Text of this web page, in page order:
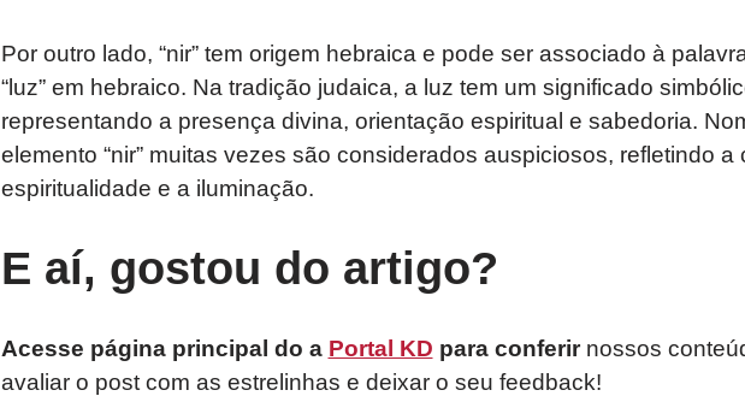
Por outro lado, “nir” tem origem hebraica e pode ser associado à
“luz” em hebraico. Na tradição judaica, a luz tem um significado
representando a presença divina, orientação espiritual e sabedoria.
elemento “nir” muitas vezes são considerados auspiciosos, refletindo a
espiritualidade e a iluminação.
E aí, gostou do artigo?
Acesse página principal do a Portal KD para conferirnossos
avaliar o post com as estrelinhas e deixar o seu feedback!